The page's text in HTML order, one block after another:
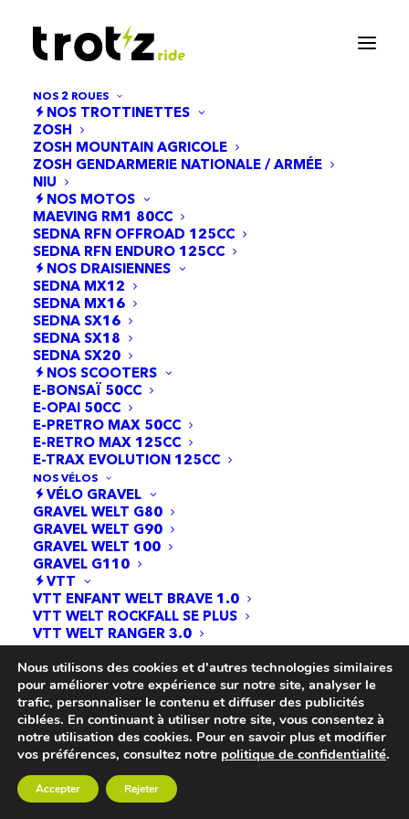
NOS 2 ROUES
NOS TROTTINETTES
ZOSH
ZOSH MOUNTAIN AGRICOLE
ZOSH GENDARMERIE NATIONALE / ARMÉE
NIU
NOS MOTOS
MAEVING RM1 80CC
SEDNA RFN OFFROAD 125CC
SEDNA RFN ENDURO 125CC
NOS DRAISIENNES
SEDNA MX12
SEDNA MX16
SEDNA SX16
SEDNA SX18
SEDNA SX20
NOS SCOOTERS
E-BONSAÏ 50CC
E-OPAI 50CC
E-PRETRO MAX 50CC
E-RETRO MAX 125CC
E-TRAX EVOLUTION 125CC
NOS VÉLOS
VÉLO GRAVEL
GRAVEL WELT G80
GRAVEL WELT G90
GRAVEL WELT 100
GRAVEL G110
VTT
VTT ENFANT WELT BRAVE 1.0
VTT WELT ROCKFALL SE PLUS
VTT WELT RANGER 3.0
VTT WELT RAMBLER
VIKETORY
VTC / VÉLOTAF ÉLECTRIQUE
TENWAYS CGO800S
TENWAYS AGO X
VIKETORY
CARGO
LEADER FOX FAMILY ONE
TENWAYS CARGO ONE
SIN MARCA
Rien Trouvé
Il semble que nous ne pouvons pas trouver ce que
vous cherchez. Peut-être qu'une recherche peut
vous aider.
Nous utilisons des cookies et d'autres technologies similaires
pour améliorer votre expérience sur notre site, analyser le
trafic, personnaliser le contenu et diffuser des publicités
ciblées. En continuant à utiliser notre site, vous consentez à
notre utilisation des cookies. Pour en savoir plus et modifier
vos préférences, consultez notre politique de confidentialité.
Accepter Rejeter